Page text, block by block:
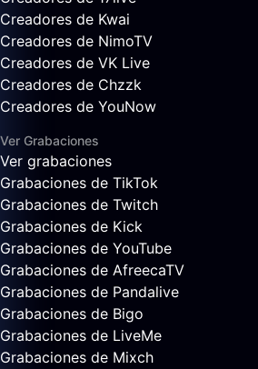
Creadores de Kwai
Creadores de NimoTV
Creadores de VK Live
Creadores de Chzzk
Creadores de YouNow
Ver Grabaciones
Ver grabaciones
Grabaciones de TikTok
Grabaciones de Twitch
Grabaciones de Kick
Grabaciones de YouTube
Grabaciones de AfreecaTV
Grabaciones de Pandalive
Grabaciones de Bigo
Grabaciones de LiveMe
Grabaciones de Mixch